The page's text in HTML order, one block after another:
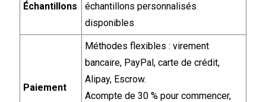
Échantillons
échantillons personnalisés
disponibles
Paiement
Méthodes flexibles : virement
bancaire, PayPal, carte de crédit,
Alipay, Escrow.
Acompte de 30 % pour commencer,